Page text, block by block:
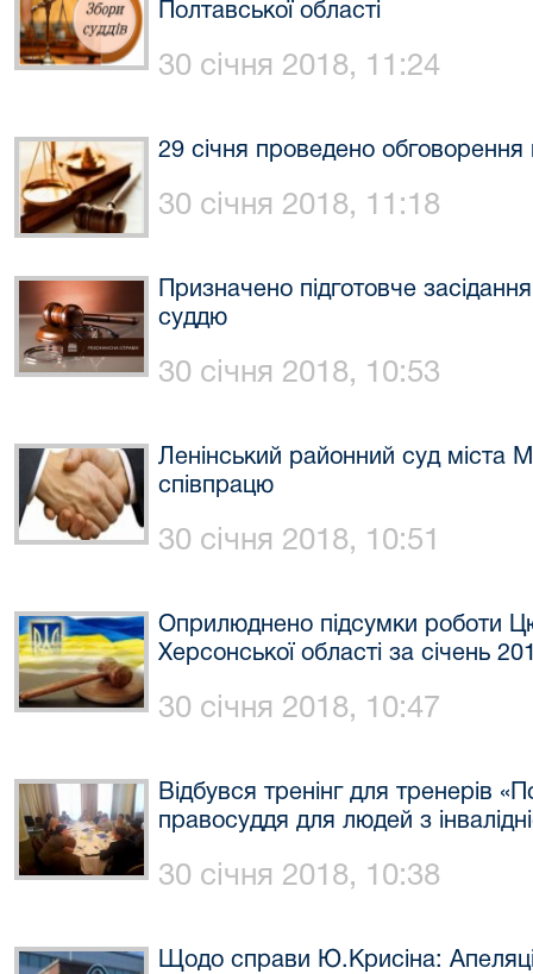
Полтавської області
30 січня 2018, 11:24
29 січня проведено обговорення
30 січня 2018, 11:18
Призначено підготовче
суддю
30 січня 2018, 10:53
Ленінський районний суд міста
співпрацю
30 січня 2018, 10:51
Оприлюднено підсумки роботи
Херсонської області за січень
30 січня 2018, 10:47
Відбувся тренінг для тренерів
правосуддя для людей з
30 січня 2018, 10:38
Щодо справи Ю.Крисіна: